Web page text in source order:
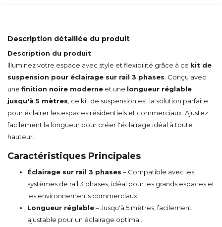
Description détaillée du produit
Description du produit
Illuminez votre espace avec style et flexibilité grâce à ce kit de
suspension pour éclairage sur rail 3 phases . Conçu avec
une finition noire moderne et une longueur réglable
jusqu'à 5 mètres , ce kit de suspension est la solution parfaite
pour éclairer les espaces résidentiels et commerciaux. Ajustez
facilement la longueur pour créer l'éclairage idéal à toute
hauteur.
Caractéristiques Principales
Éclairage sur rail 3 phases – Compatible avec les
systèmes de rail 3 phases, idéal pour les grands espaces et
les environnements commerciaux.
Longueur réglable– Jusqu'à 5 mètres, facilement
ajustable pour un éclairage optimal.